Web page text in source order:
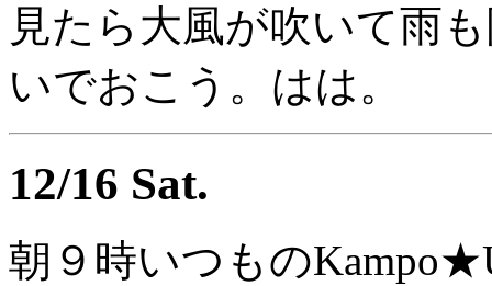
見たら大風が吹いて雨
いでおこう。はは。
12/16 Sat.
朝９時いつもの